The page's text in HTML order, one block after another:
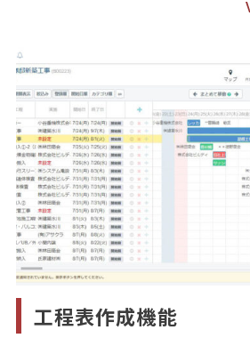
工程表作成機能